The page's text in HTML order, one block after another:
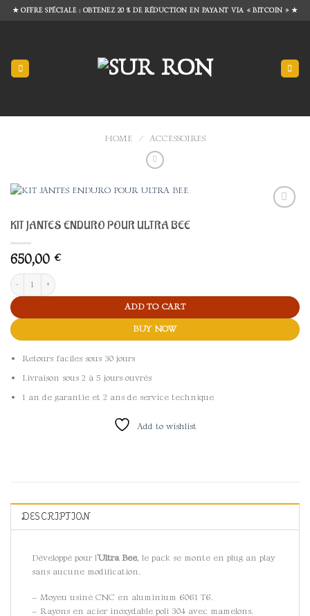
★ OFFRE SPÉCIALE : OBTENEZ 20 % DE RÉDUCTION EN PAYANT VIA « BITCOIN » ★
HOME / ACCESSOIRES
KIT JANTES ENDURO POUR ULTRA BEE
650,00 €
KIT JANTES ENDURO POUR ULTRA BEE quantity
ADD TO CART
BUY NOW
Retours faciles sous 30 jours
Livraison sous 2 à 5 jours ouvrés
1 an de garantie et 2 ans de service technique
Add to wishlist
DESCRIPTION
Développé pour l’Ultra Bee, le pack se monte en plug an play
sans aucune modification.
– Moyeu usiné CNC en aluminium 6061 T6.
– Rayons en acier inoxydable poli 304 avec mamelons.